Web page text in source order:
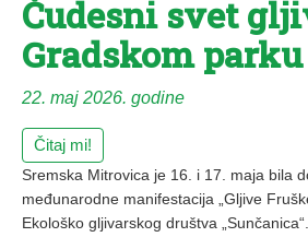
Čudesni svet
Gradskom parku
22. maj 2026. godine
Čitaj mi!
Sremska Mitrovica je 16. i 17. maja bila
međunarodne manifestacija „Gljive
Ekološko gljivarskog društva